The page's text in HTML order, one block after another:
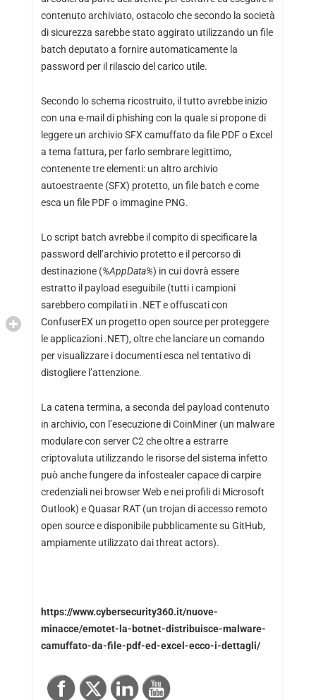
contenuto archiviato, ostacolo che secondo la società
di sicurezza sarebbe stato aggirato utilizzando un file
batch deputato a fornire automaticamente la
password per il rilascio del carico utile.
Secondo lo schema ricostruito, il tutto avrebbe inizio
con una e-mail di phishing con la quale si propone di
leggere un archivio SFX camuffato da file PDF o Excel
a tema fattura, per farlo sembrare legittimo,
contenente tre elementi: un altro archivio
autoestraente (SFX) protetto, un file batch e come
esca un file PDF o immagine PNG.
Lo script batch avrebbe il compito di specificare la
password dell’archivio protetto e il percorso di
destinazione (%AppData%) in cui dovrà essere
estratto il payload eseguibile (tutti i campioni
sarebbero compilati in .NET e offuscati con
ConfuserEX un progetto open source per proteggere
le applicazioni .NET), oltre che lanciare un comando
per visualizzare i documenti esca nel tentativo di
distogliere l’attenzione.
La catena termina, a seconda del payload contenuto
in archivio, con l’esecuzione di CoinMiner (un malware
modulare con server C2 che oltre a estrarre
criptovaluta utilizzando le risorse del sistema infetto
può anche fungere da infostealer capace di carpire
credenziali nei browser Web e nei profili di Microsoft
Outlook) e Quasar RAT (un trojan di accesso remoto
open source e disponibile pubblicamente su GitHub,
ampiamente utilizzato dai threat actors).
https://www.cybersecurity360.it/nuove-
minacce/emotet-la-botnet-distribuisce-malware-
camuffato-da-file-pdf-ed-excel-ecco-i-dettagli/